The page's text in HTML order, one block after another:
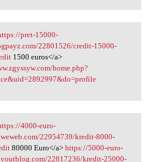
pret-15000
pret-15000-
22801526/credit-15000-
1500 euros</a>
home.php?
4000-euro
4000-euro-
22954739/kredit-8000-
80000 Euro</a> https://5000-euro-
22817236/kredit-25000-